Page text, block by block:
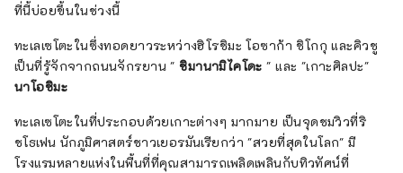
ที่นี้บ่อยขึ้นในช่วงนี้
ทะเลเซโตะในซึ่งทอดยาวระหว่างฮิโรชิมะ โอซาก้า ชิโกกุ และคิวชู
เป็นที่รู้จักจากถนนจักรยาน "ชิมานามิไคโดะ " และ "เกาะศิลปะ"
นาโอชิมะ
ทะเลเซโตะในที่ประกอบด้วยเกาะต่างๆ มากมาย เป็นจุดชมวิวที่ริ
ชโธเฟน นักภูมิศาสตร์ชาวเยอรมันเรียกว่า "สวยที่สุดในโลก" มี
โรงแรมหลายแห่งในพื้นที่ที่คุณสามารถเพลิดเพลินกับทิวทัศน์ที่